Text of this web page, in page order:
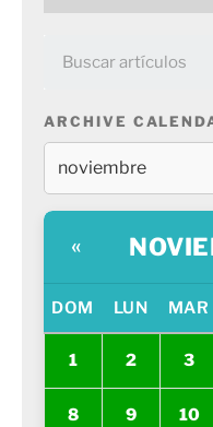
ARCHIVE
«
DOM LUN MAR
1 2 3
8 9 10